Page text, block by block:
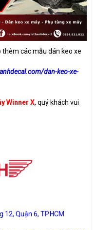
các mẫu dán keo xe
dan-keo-xe-
Winner X, quý khách vui
12, Quận 6, TP.HCM